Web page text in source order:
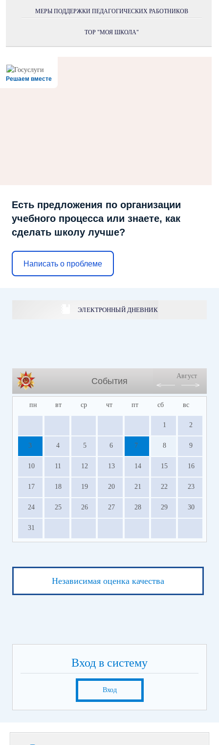
МЕРЫ ПОДДЕРЖКИ ПЕДАГОГИЧЕСКИХ РАБОТНИКОВ
ТОР "МОЯ ШКОЛА"
Решаем вместе
Есть предложения по организации
учебного процесса или знаете, как
сделать школу лучше?
Написать о проблеме
ЭЛЕКТРОННЫЙ ДНЕВНИК
События
Август
пн вт ср чт пт сб вс
1 2
3 4 5 6 7 8 9
10 11 12 13 14 15 16
17 18 19 20 21 22 23
24 25 26 27 28 29 30
31
Независимая оценка качества
Вход в систему
Вход